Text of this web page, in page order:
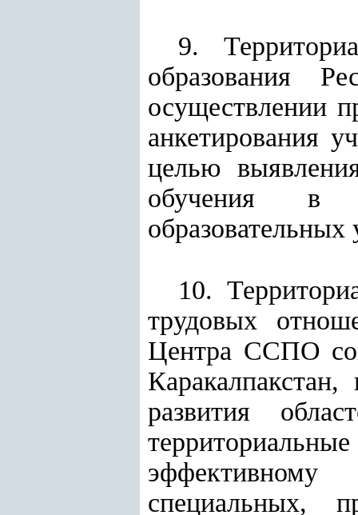
9.
образования
осуществлении
анкетирования
целью
обучения в
10.
трудовых
Центра ССПО
Каракалпакстан,
развития
эффективному
специальных,